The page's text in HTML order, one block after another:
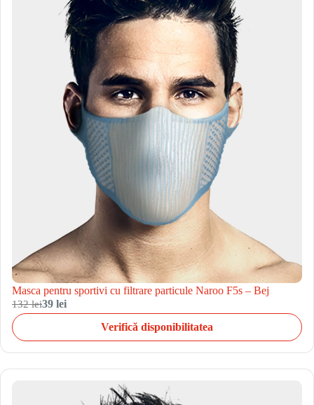
Masca pentru sportivi cu filtrare particule Naroo F5s – Bej
132 lei39 lei
Verifică disponibilitatea